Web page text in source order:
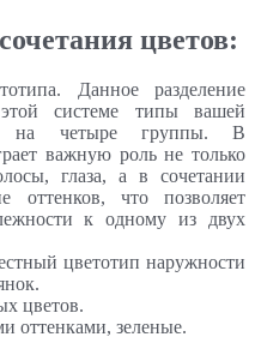
цветов:
Данное разделение
системе типы вашей
на четыре группы. В
важную роль не только
глаза, а в сочетании
оттенков, что позволяет
к одному из двух
цветотип наружности
цветов.
оттенками, зеленые.